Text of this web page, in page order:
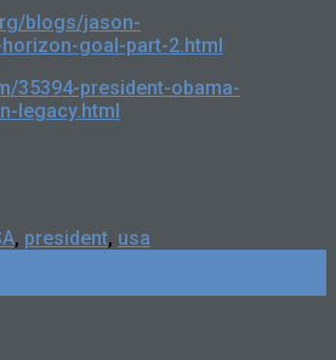
blogs/jason-
goal-part-2.html
35394-president-obama-
legacy.html
, president, usa